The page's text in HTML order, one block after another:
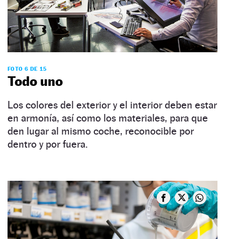
FOTO 6 DE 15
Todo uno
Los colores del exterior y el interior deben estar
en armonía, así como los materiales, para que
den lugar al mismo coche, reconocible por
dentro y por fuera.